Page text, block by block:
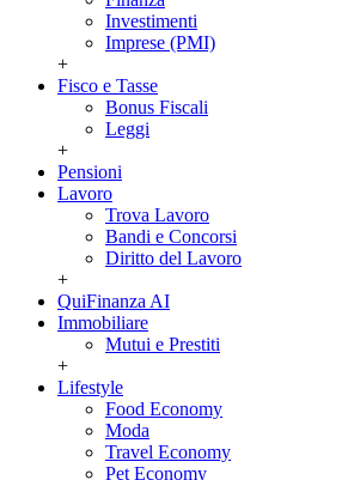
Investimenti
Imprese (PMI)
+
Fisco e Tasse
Bonus Fiscali
Leggi
+
Pensioni
Lavoro
Trova Lavoro
Bandi e Concorsi
Diritto del Lavoro
+
QuiFinanza AI
Immobiliare
Mutui e Prestiti
+
Lifestyle
Food Economy
Moda
Travel Economy
Pet Economy